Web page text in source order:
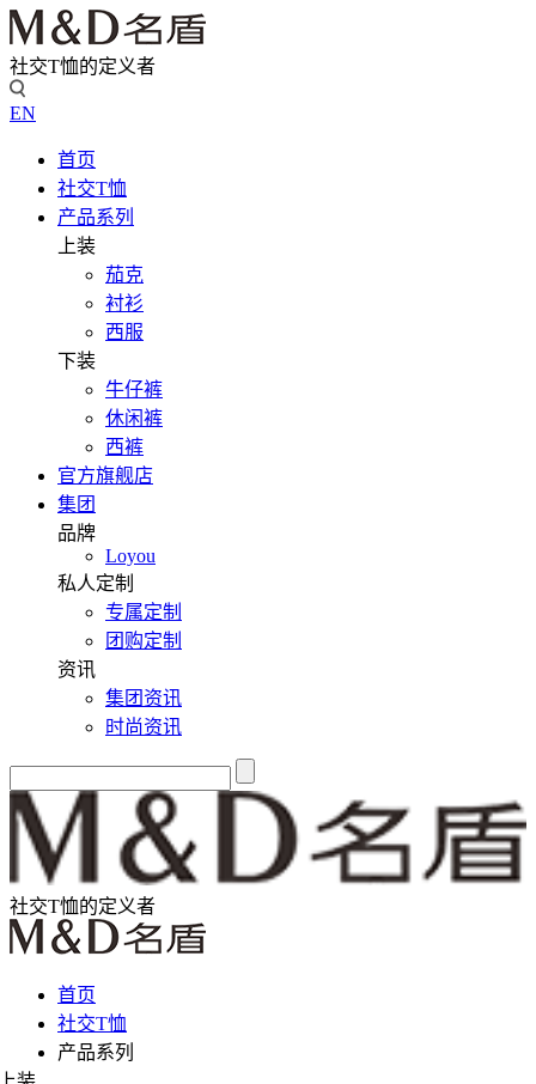
社交T恤的定义者
EN
首页
社交T恤
产品系列
上装
茄克
衬衫
西服
下装
牛仔裤
休闲裤
西裤
官方旗舰店
集团
品牌
Loyou
私人定制
专属定制
团购定制
资讯
集团资讯
时尚资讯
社交T恤的定义者
首页
社交T恤
产品系列